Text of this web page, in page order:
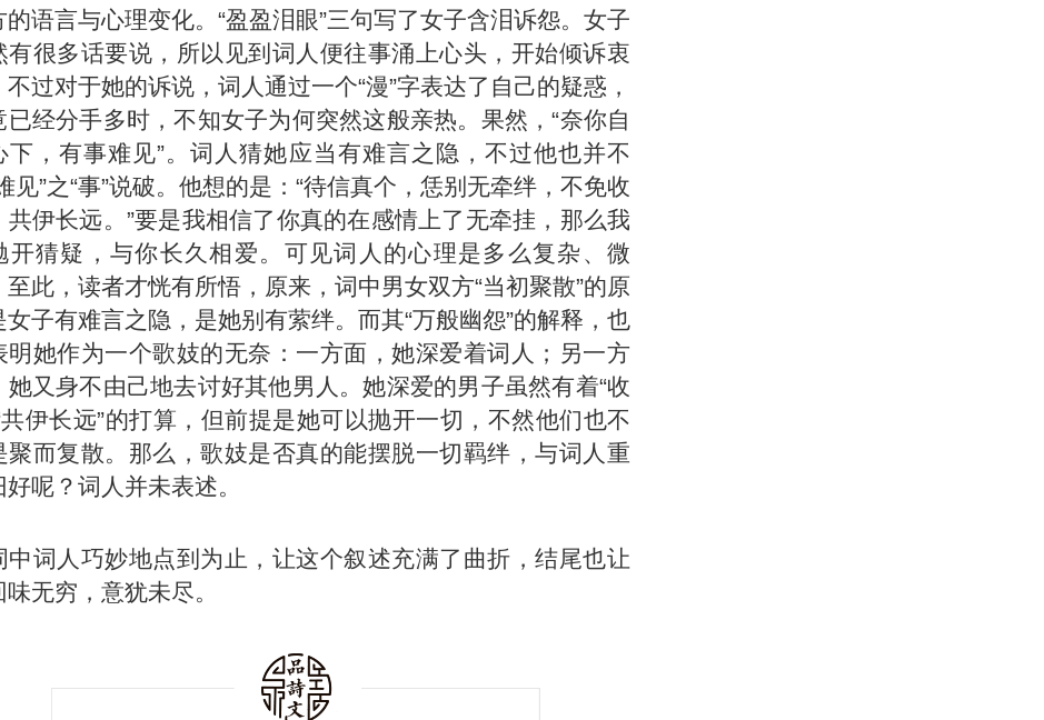
的语言与心理变化。“盈盈泪眼”三句写了女子含泪诉怨。女子
有很多话要说，所以见到词人便往事涌上心头，开始倾诉衷
不过对于她的诉说，词人通过一个“漫”字表达了自己的疑惑，
已经分手多时，不知女子为何突然这般亲热。果然，“奈你自
下，有事难见”。词人猜她应当有难言之隐，不过他也并不
见”之“事”说破。他想的是：“待信真个，恁别无牵绊，不免收
共伊长远。”要是我相信了你真的在感情上了无牵挂，那么我
开猜疑，与你长久相爱。可见词人的心理是多么复杂、微
至此，读者才恍有所悟，原来，词中男女双方“当初聚散”的原
女子有难言之隐，是她别有萦绊。而其“万般幽怨”的解释，也
明她作为一个歌妓的无奈：一方面，她深爱着词人；另一方
她又身不由己地去讨好其他男人。她深爱的男子虽然有着“收
共伊长远”的打算，但前提是她可以抛开一切，不然他们也不
聚而复散。那么，歌妓是否真的能摆脱一切羁绊，与词人重
好呢？词人并未表述。
中词人巧妙地点到为止，让这个叙述充满了曲折，结尾也让
味无穷，意犹未尽。